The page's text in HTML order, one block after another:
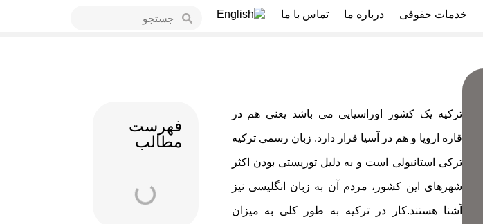
خدمات حقوقی درباره ما تماس با ما
ترکیه یک کشور اوراسیایی می باشد یعنی هم در
قاره اروپا و هم در آسیا قرار دارد. زبان رسمی ترکیه
ترکی استانبولی است و به دلیل توریستی بودن اکثر
شهرهای این کشور، مردم آن به زبان انگلیسی نیز
آشنا هستند.کار در ترکیه به طور کلی به میزان
فهرست
مطالب